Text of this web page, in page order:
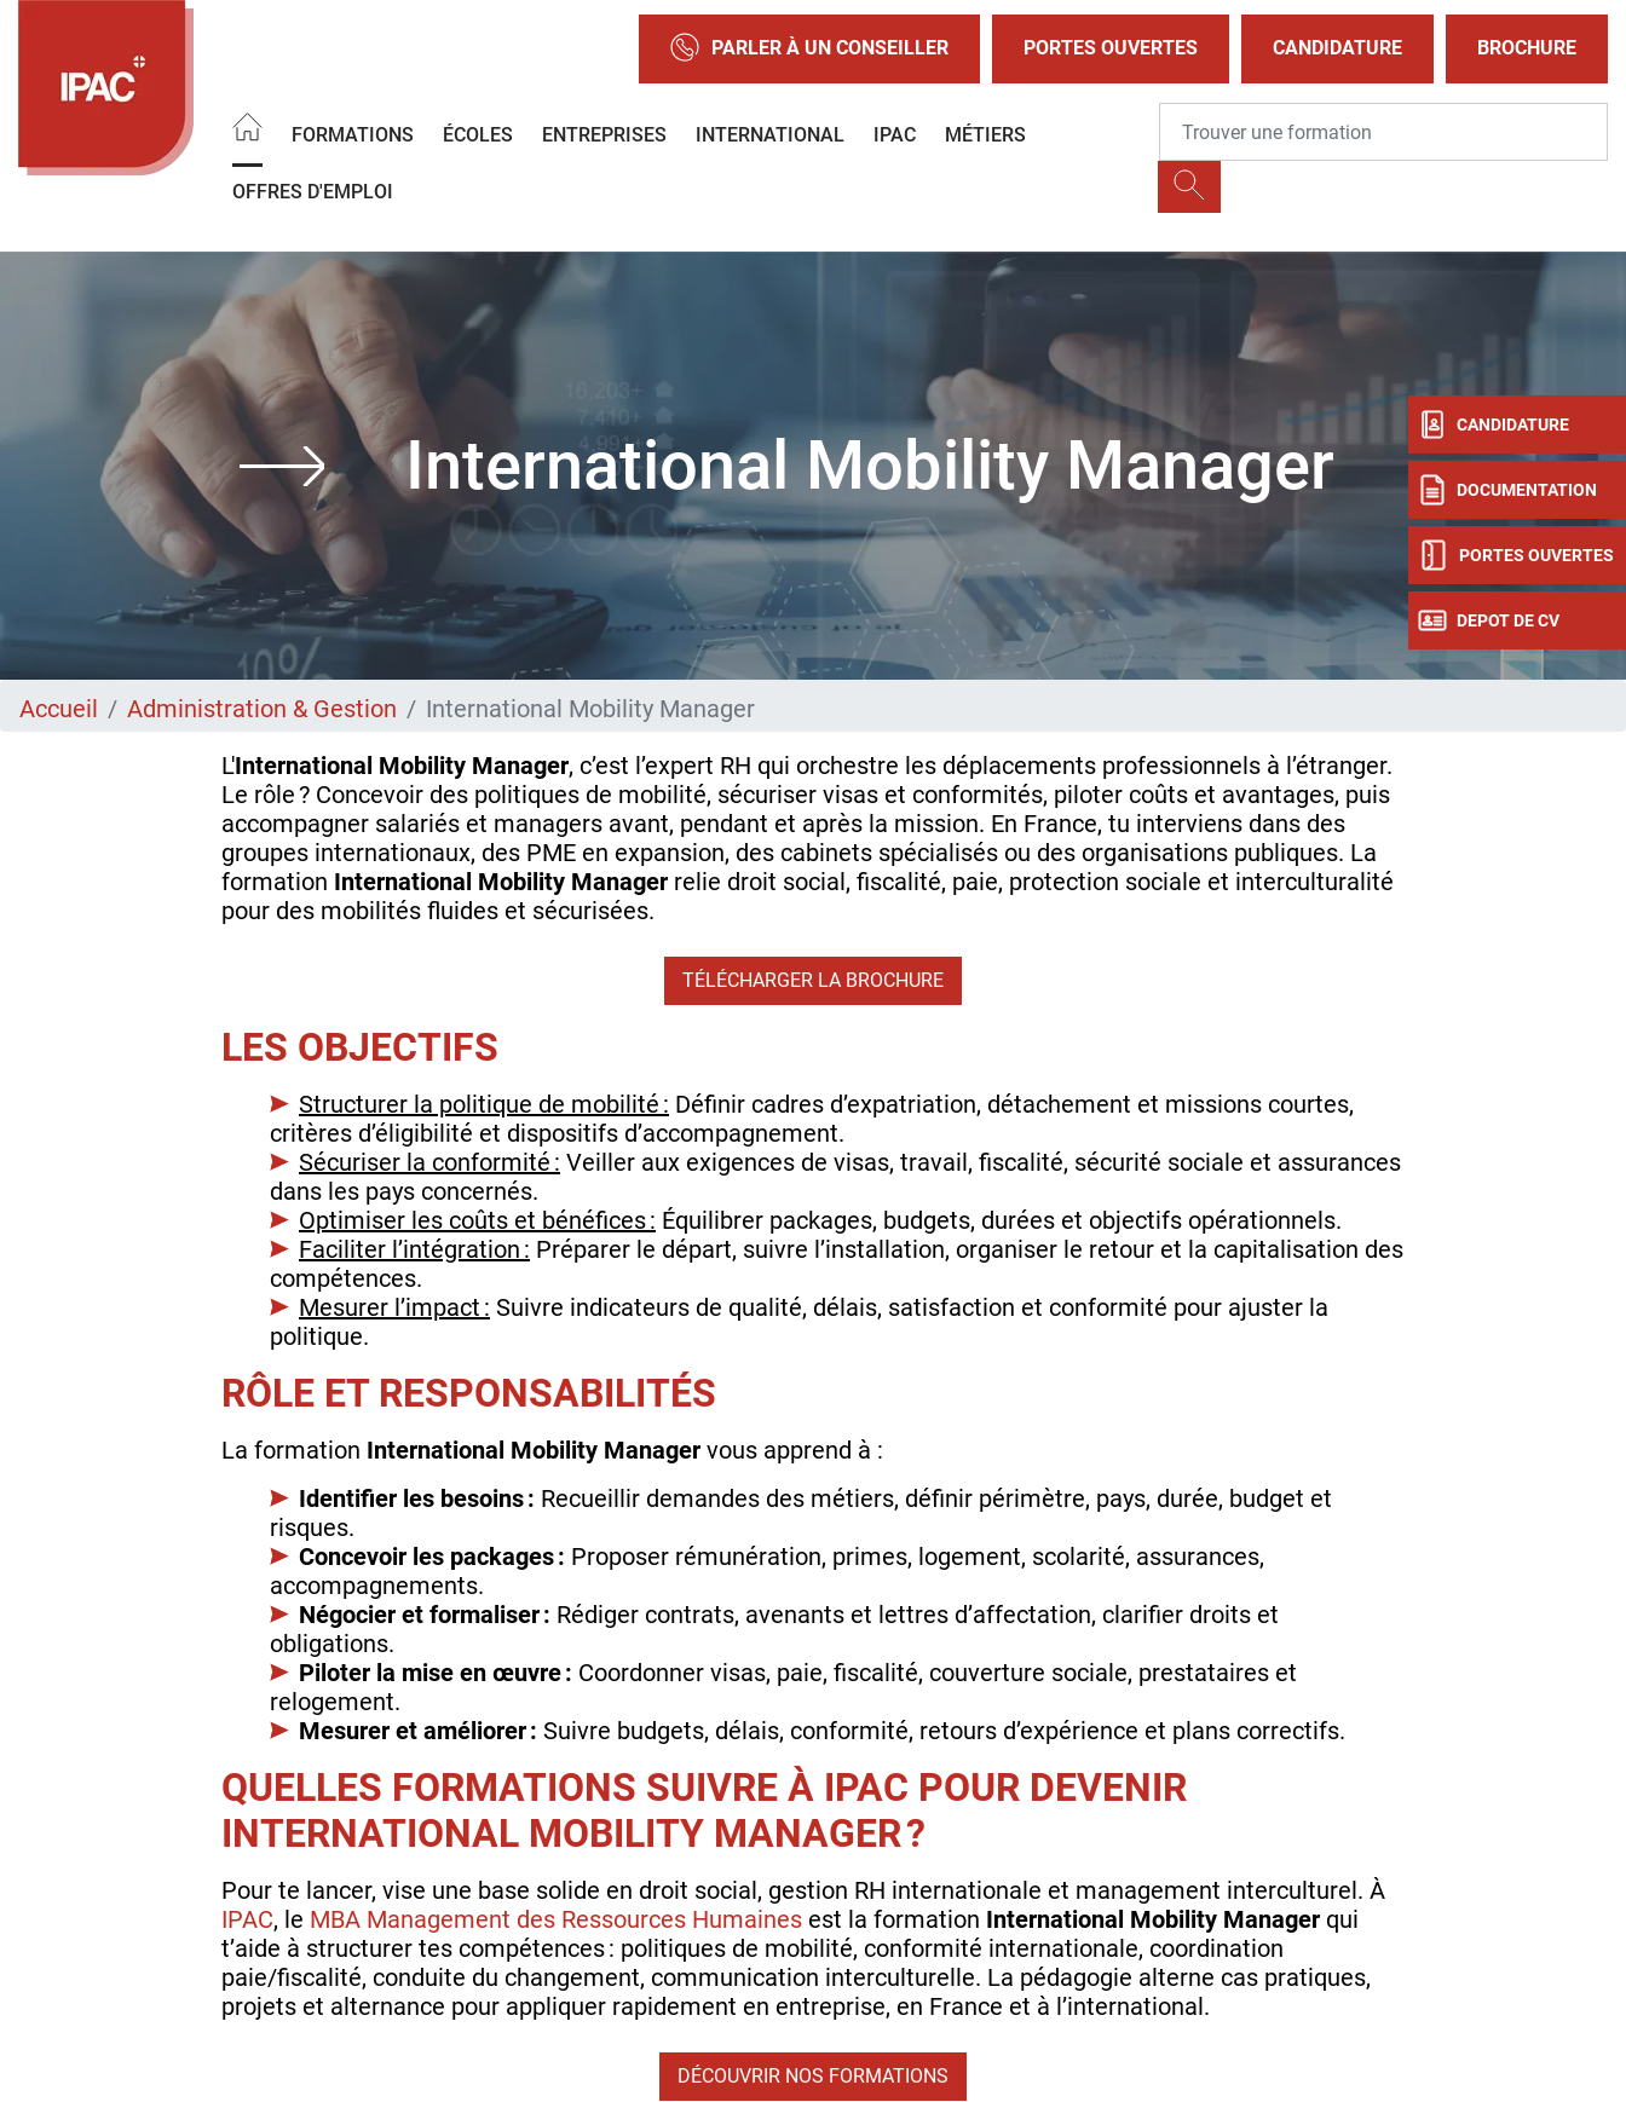
PARLER À UN CONSEILLER PORTES OUVERTES CANDIDATURE BROCHURE
FORMATIONS ÉCOLES ENTREPRISES INTERNATIONAL IPAC MÉTIERS
OFFRES D'EMPLOI
CANDIDATURE
DOCUMENTATION
PORTES OUVERTES
DEPOT DE CV
International Mobility Manager
Accueil Administration & Gestion
International Mobility Manager
L'International Mobility Manager, c’est l’expert RH qui orchestre les déplacements professionnels à l’étranger.
Le rôle ? Concevoir des politiques de mobilité, sécuriser visas et conformités, piloter coûts et avantages, puis
accompagner salariés et managers avant, pendant et après la mission. En France, tu interviens dans des
groupes internationaux, des PME en expansion, des cabinets spécialisés ou des organisations publiques. La
formation International Mobility Manager relie droit social, fiscalité, paie, protection sociale et interculturalité
pour des mobilités fluides et sécurisées.
TÉLÉCHARGER LA BROCHURE
LES OBJECTIFS
Structurer la politique de mobilité : Définir cadres d’expatriation, détachement et missions courtes,
critères d’éligibilité et dispositifs d’accompagnement.
Sécuriser la conformité : Veiller aux exigences de visas, travail, fiscalité, sécurité sociale et assurances
dans les pays concernés.
Optimiser les coûts et bénéfices : Équilibrer packages, budgets, durées et objectifs opérationnels.
Faciliter l’intégration : Préparer le départ, suivre l’installation, organiser le retour et la capitalisation des
compétences.
Mesurer l’impact : Suivre indicateurs de qualité, délais, satisfaction et conformité pour ajuster la
politique.
RÔLE ET RESPONSABILITÉS
La formation International Mobility Manager vous apprend à :
Identifier les besoins : Recueillir demandes des métiers, définir périmètre, pays, durée, budget et
risques.
Concevoir les packages : Proposer rémunération, primes, logement, scolarité, assurances,
accompagnements.
Négocier et formaliser : Rédiger contrats, avenants et lettres d’affectation, clarifier droits et
obligations.
Piloter la mise en œuvre : Coordonner visas, paie, fiscalité, couverture sociale, prestataires et
relogement.
Mesurer et améliorer : Suivre budgets, délais, conformité, retours d’expérience et plans correctifs.
QUELLES FORMATIONS SUIVRE À IPAC POUR DEVENIR
INTERNATIONAL MOBILITY MANAGER ?
Pour te lancer, vise une base solide en droit social, gestion RH internationale et management interculturel. À
IPAC, le MBA Management des Ressources Humaines est la formation International Mobility Manager qui
t’aide à structurer tes compétences : politiques de mobilité, conformité internationale, coordination
paie/fiscalité, conduite du changement, communication interculturelle. La pédagogie alterne cas pratiques,
projets et alternance pour appliquer rapidement en entreprise, en France et à l’international.
DÉCOUVRIR NOS FORMATIONS